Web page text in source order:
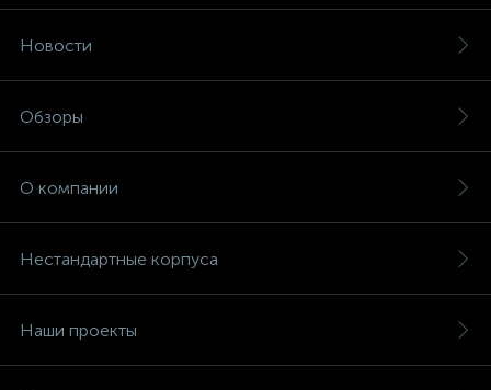
Новости
Обзоры
О компании
Нестандартные корпуса
Наши проекты